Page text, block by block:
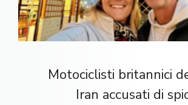
Motociclisti britannici
Iran accusati di